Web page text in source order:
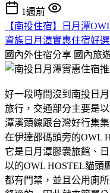
1週前
【南投住宿】日月潭
資族日月潭實惠住宿好
國內外住宿分享 國內旅
好一段時間沒到南投日
旅行，交通部分主要是
潭溪頭線跟台灣好行集
在伊達邵碼頭旁的OWL
它是日月潭膠囊旅館、
以的OWL HOSTEL貓頭
都有門禁，並且公用廁